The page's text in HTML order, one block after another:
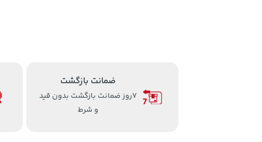
ضمانت بازگشت
7روز ضمانت بازگشت بدون قید
و شرط